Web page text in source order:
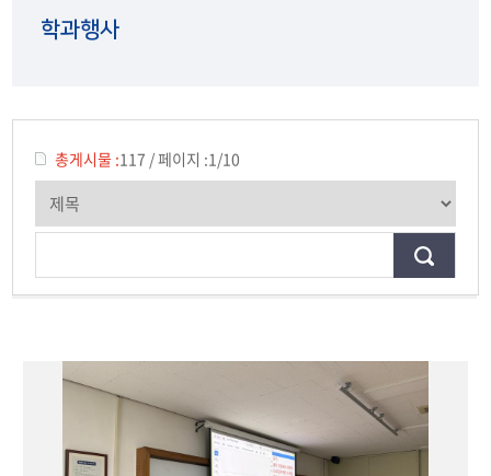
학과행사
총게시물 :117 /페이지 :1/10